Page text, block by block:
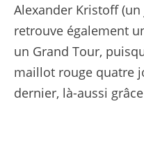
Alexander Kristoff
retrouve également
un Grand Tour,
maillot rouge quatre
dernier, là-aussi